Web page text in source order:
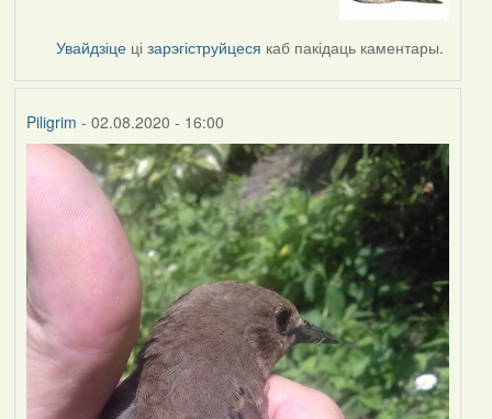
LightyУвайдзіце цізарэгіструйцеся каб пакідаць каментары.
Piligrim - 02.08.2020 - 16:00